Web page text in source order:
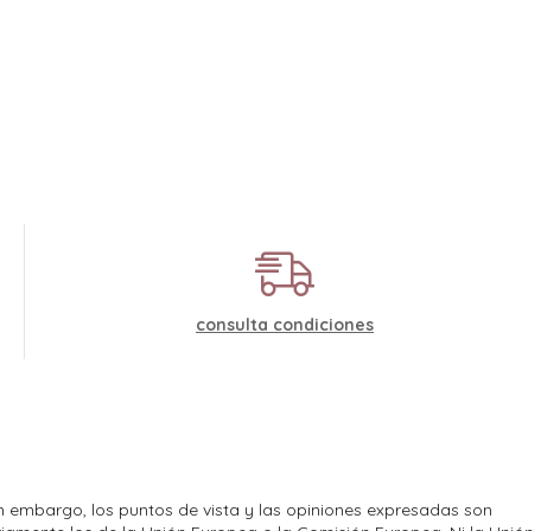
consulta condiciones
embargo, los puntos de vista y las opiniones expresadas son